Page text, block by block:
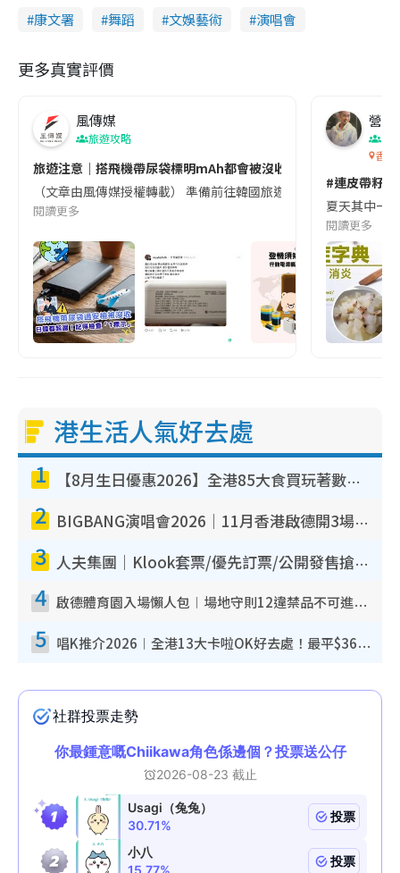
康文署 舞蹈 文娛藝術 演唱會
更多真實評價
風傳媒
旅遊攻略
旅遊注意｜搭飛機帶尿袋標明mAh都會被沒收😱出發前切記檢查
（文章由風傳媒授權轉載） 準備前往韓國旅遊的民眾，近期要
閱讀更多
營養
香港
#連皮帶籽
夏天其中一
閱讀更多
港生活人氣好去處
1 【8月生日優惠2026】全港85大食買玩著數攻略 自助餐/火鍋放題同行免費＋誠品/DONKI送現金券
2 BIGBANG演唱會2026｜11月香港啟德開3場！實名制VIP申請、優先購票攻略
3 人夫集團｜Klook套票/優先訂票/公開發售搶飛攻略！附票價.購票連結.場地座位表
4 啟德體育園入場懶人包︱場地守則12違禁品不可進場准帶細水樽但全場禁樽蓋！應援牌有限制！
5 唱K推介2026︱全港13大卡啦OK好去處！最平$36起 日文K都有！(附地址+收費詳情)